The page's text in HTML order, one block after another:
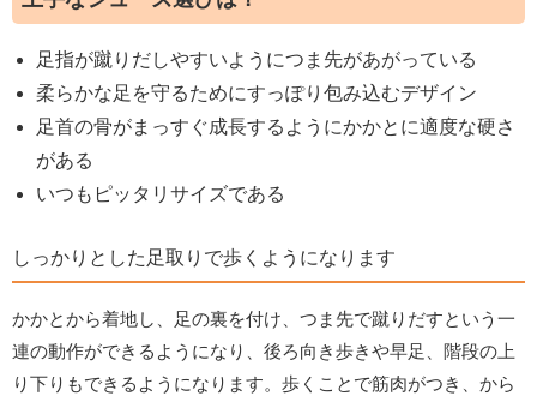
足指が蹴りだしやすいようにつま先があがっている
柔らかな足を守るためにすっぽり包み込むデザイン
足首の骨がまっすぐ成長するようにかかとに適度な硬さ
がある
いつもピッタリサイズである
しっかりとした足取りで歩くようになります
かかとから着地し、足の裏を付け、つま先で蹴りだすという一
連の動作ができるようになり、後ろ向き歩きや早足、階段の上
り下りもできるようになります。歩くことで筋肉がつき、から